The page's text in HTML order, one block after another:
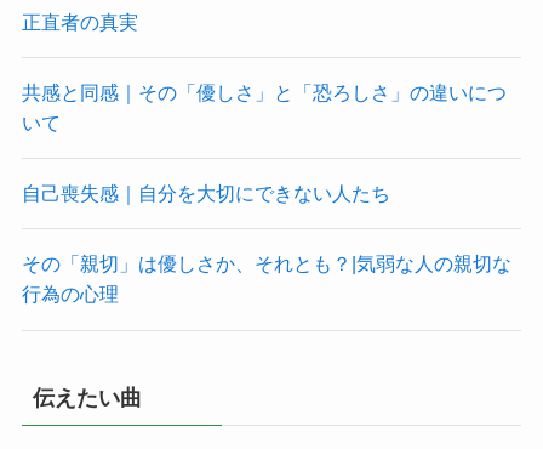
正直者の真実
共感と同感｜その「優しさ」と「恐ろしさ」の違いにつ
いて
自己喪失感｜自分を大切にできない人たち
その「親切」は優しさか、それとも？|気弱な人の親切な
行為の心理
伝えたい曲